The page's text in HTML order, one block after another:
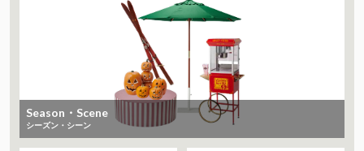
Season・Scene
シーズン・シーン